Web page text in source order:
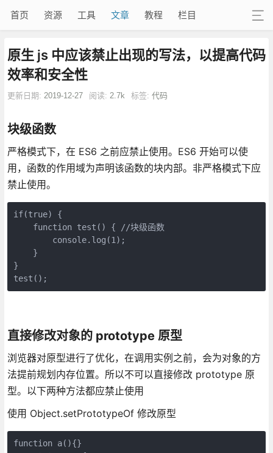
首页 资源 工具 文章 教程 栏目
原生 js 中应该禁止出现的写法，以提高代码
效率和安全性
更新日期: 2019-12-27 阅读: 2.7k 标签: 代码
块级函数
严格模式下，在 ES6 之前应禁止使用。ES6 开始可以使
用，函数的作用域为声明该函数的块内部。非严格模式下应
禁止使用。
if(true) {
    function test() { //块级函数
        console.log(1);
    }
}
test();
直接修改对象的 prototype 原型
浏览器对原型进行了优化，在调用实例之前，会为对象的方
法提前规划内存位置。所以不可以直接修改 prototype 原
型。以下两种方法都应禁止使用
使用 Object.setPrototypeOf 修改原型
function a(){}